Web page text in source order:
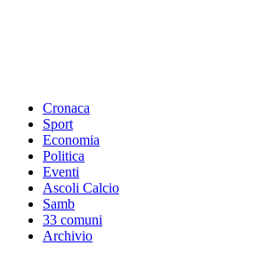
Cronaca
Sport
Economia
Politica
Eventi
Ascoli Calcio
Samb
33 comuni
Archivio